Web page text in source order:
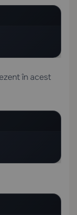
în acest